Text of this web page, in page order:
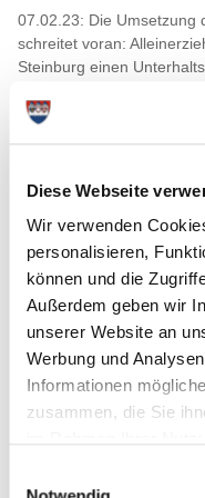
Diese Webseite
Wir verwenden
personalisieren,
können und die
Außerdem geben wir
unserer Website an
Werbung und
Informationen
zusammen, die Sie
07.02.23: Die Umsetzung
schreitet voran:
Steinburg einen
Verwaltungsleistungen"
Die Leiterin des Amtes
Michael Nahrwold, freuen
Onlinedienstleistung:
schwierigen Situation,
Unterhaltsverpflichtung
kann. In diesem Fall
auch die Beantragung
ersparen.
Computer oder
den Fragen
Onlineantrag die